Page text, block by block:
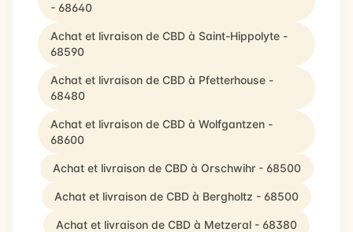
- 68640
Achat et livraison de CBD à Saint-Hippolyte -
68590
Achat et livraison de CBD à Pfetterhouse -
68480
Achat et livraison de CBD à Wolfgantzen -
68600
Achat et livraison de CBD à Orschwihr - 68500
Achat et livraison de CBD à Bergholtz - 68500
Achat et livraison de CBD à Metzeral - 68380